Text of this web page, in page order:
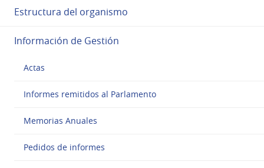
Estructura del organismo
Información de Gestión
Actas
Informes remitidos al Parlamento
Memorias Anuales
Pedidos de informes